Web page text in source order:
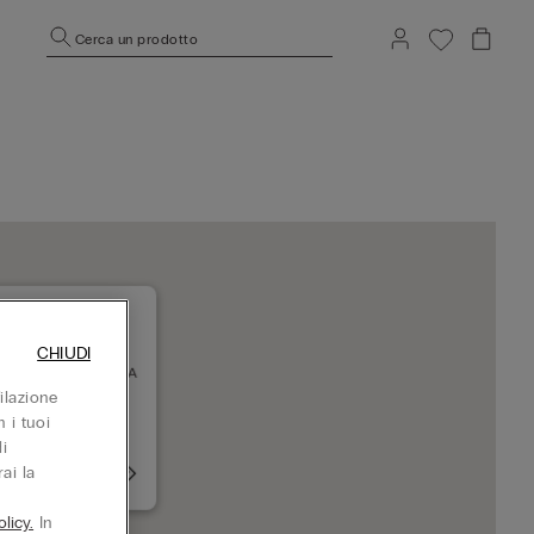
Cerca un prodotto
SC LA GAVIA
MADRID
adesso
+34917555248
i tuoi
la
In
CHIUDI